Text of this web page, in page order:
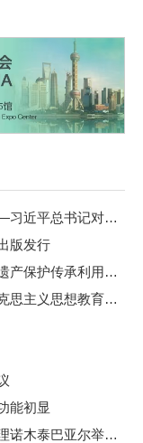
让中朝传统友谊之树更加根深叶茂——习近平总书记对朝鲜进行国事访问纪实
版发行
在习近平文化思想引领下文化和自然遗产保护传承利用工作开创新局面
伟大征程丨延安整风：一次深刻的马克思主义思想教育运动
能初显
中铝集团董事长段向东与蒙古国副总理诺木泰巴亚尔举行会谈